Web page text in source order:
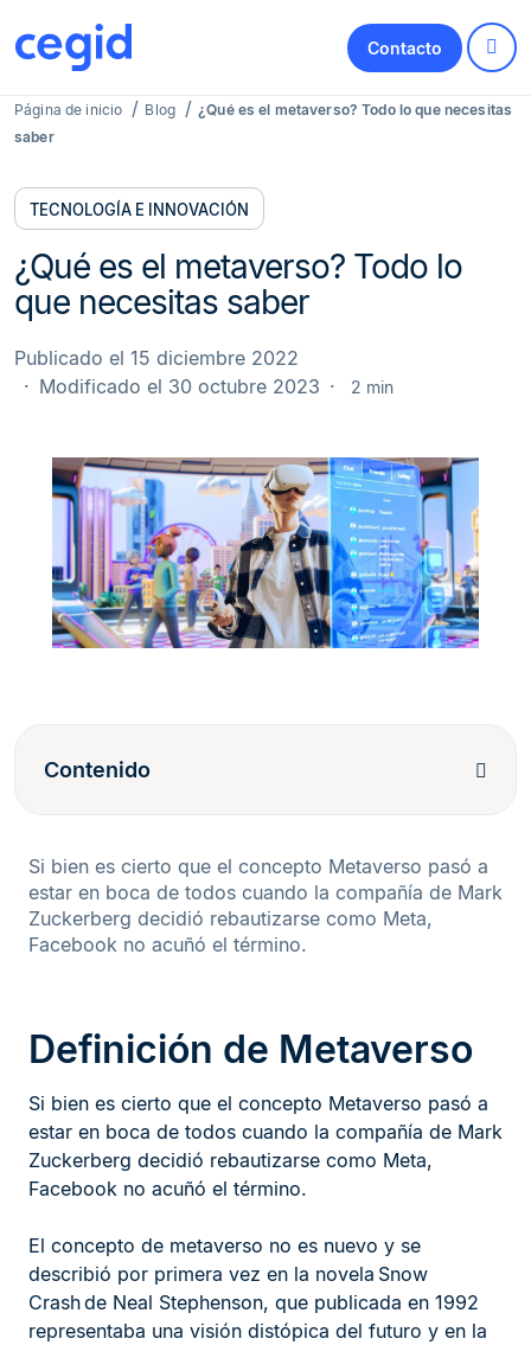
Contacto
Página de inicio Blog
¿Qué es el metaverso? Todo lo que necesitas
saber
TECNOLOGÍA E INNOVACIÓN
¿Qué es el metaverso? Todo lo
que necesitas saber
Publicado el 15 diciembre 2022
Modificado el 30 octubre 2023
2 min
Contenido
Si bien es cierto que el concepto Metaverso pasó a
estar en boca de todos cuando la compañía de Mark
Zuckerberg decidió rebautizarse como Meta,
Facebook no acuñó el término.
Definición de Metaverso
Si bien es cierto que el concepto Metaverso pasó a
estar en boca de todos cuando la compañía de Mark
Zuckerberg decidió rebautizarse como Meta,
Facebook no acuñó el término.
El concepto de metaverso no es nuevo y se
describió por primera vez en la novela Snow
Crash de Neal Stephenson, que publicada en 1992
representaba una visión distópica del futuro y en la